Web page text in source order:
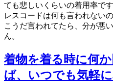
ても悲しいくらいの着用率で
レスコードは何も言われない
こうだ言われてたら、分が悪
ん。
着物を着る時に何
ば、いつでも気軽